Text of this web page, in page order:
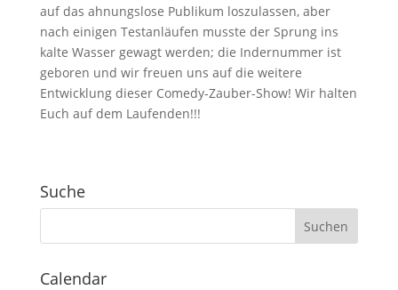
auf das ahnungslose Publikum loszulassen, aber
nach einigen Testanläufen musste der Sprung ins
kalte Wasser gewagt werden; die Indernummer ist
geboren und wir freuen uns auf die weitere
Entwicklung dieser Comedy-Zauber-Show! Wir halten
Euch auf dem Laufenden!!!
Suche
Calendar